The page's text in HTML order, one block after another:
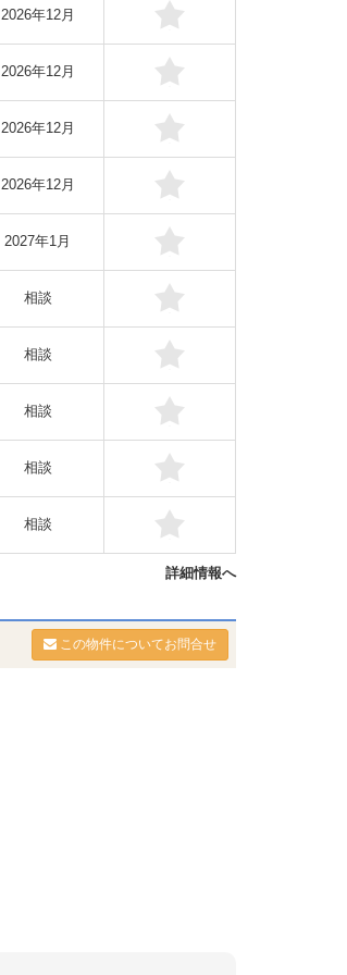
2026年12月
2026年12月
2026年12月
2026年12月
2027年1月
相談
相談
相談
相談
相談
詳細情報へ
この物件についてお問合せ